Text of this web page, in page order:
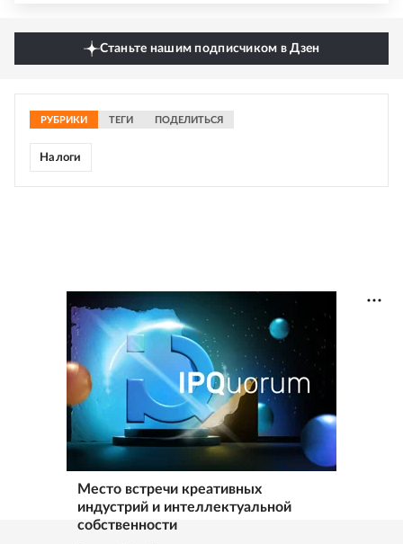
Станьте нашим подписчиком в Дзен
РУБРИКИ ТЕГИ ПОДЕЛИТЬСЯ
Налоги
Место встречи креативных
индустрий и интеллектуальной
собственности